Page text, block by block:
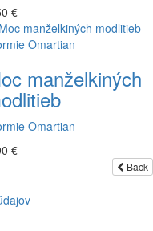
€
manželkiných
Omartian
€
Back